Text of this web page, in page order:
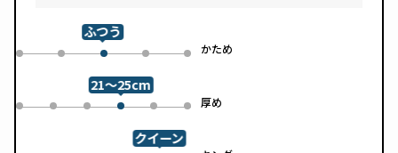
ンで、カバーは自宅で洗濯可能。清潔さと快適さの両方を追求
した一枚です。
0 1 2
ふつう
3 かため
4
0 1 2 3
21～25cm
4 厚め
5
クイーン